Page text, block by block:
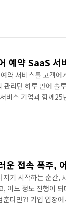
래픽 제어, 관리 방
스케일링다. 데이터
예약 SaaS 서
약 서비스를 고객에
리단 하루 만에 솔
비스 기업과 함께
, 제휴 기업의 수 많
및 다수 고객의 동
접속 폭주,
기 시작하는 순간,
어느 정도 진행이
다면?! 기업 입장